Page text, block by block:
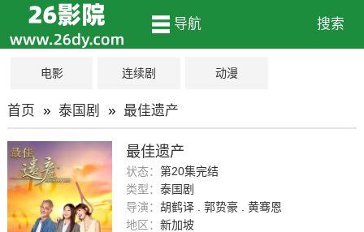
导航 搜索
电影 连续剧 动漫
首页 » 泰国剧 » 最佳遗产
最佳遗产
状态：第20集完结
类型：泰国剧
导演：胡鹤译 . 郭贽豪 . 黄骞恩
地区：新加坡